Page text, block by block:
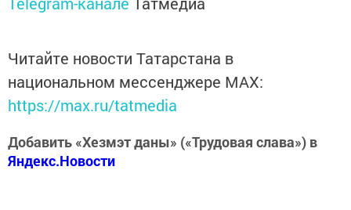
Читайте новости Татарстана в
национальном мессенджере MАХ:
https://max.ru/tatmedia
Добавить «Хезмэт даны» («Трудовая слава») в
Яндекс.Новости